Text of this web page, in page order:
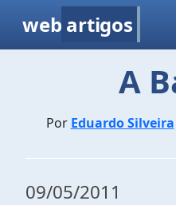
web artigos
A
Por Eduardo Silveira
09/05/2011